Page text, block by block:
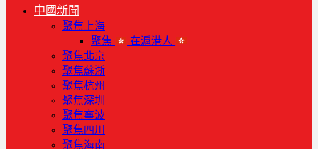
中國新聞
聚焦上海
聚焦
在滬港人
聚焦北京
聚焦蘇浙
聚焦杭州
聚焦深圳
聚焦寧波
聚焦四川
聚焦海南